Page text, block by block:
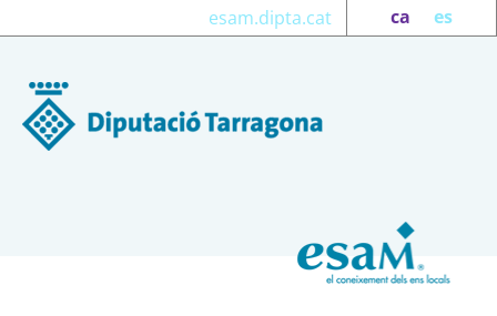
ca es
esam.dipta.cat